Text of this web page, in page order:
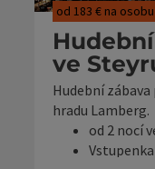
od 183 € na osobu
ve
Hudební
hradu Lamberg.
od 2 nocí